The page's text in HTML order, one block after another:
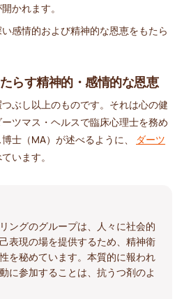
かれます。
感情的および精神的な恩恵をもたら
らす精神的・感情的な恩恵
ぶし以上のものです。それは心の健
ツマス・ヘルスで臨床心理士を務め
士（MA）が述べるように、
ダーツ
います。
ングのグループは、人々に社会的
表現の場を提供するため、精神衛
を秘めています。本質的に報われ
に参加することは、抗うつ剤のよ